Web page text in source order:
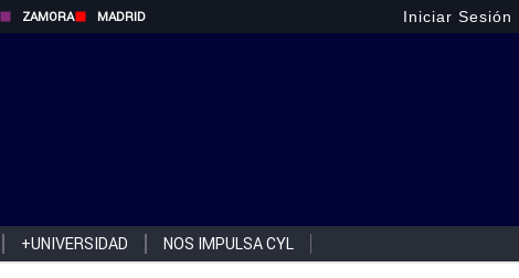
ZAMORA MADRID Iniciar Sesión
+UNIVERSIDAD NOS IMPULSA CYL